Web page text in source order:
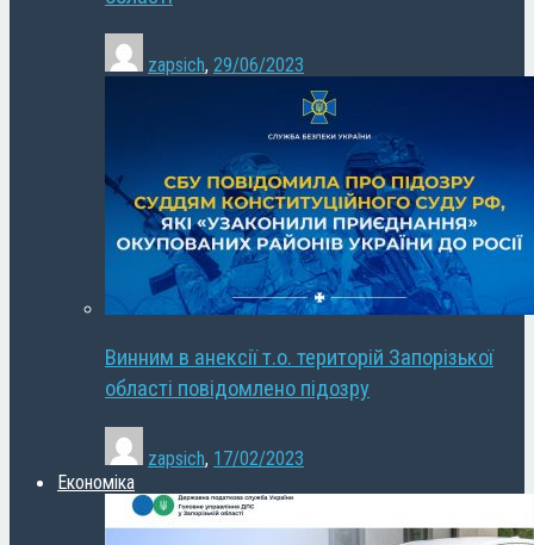
zapsich, 29/06/2023
Винним в анексії т.о. територій Запорізької
області повідомлено підозру
zapsich, 17/02/2023
Економіка